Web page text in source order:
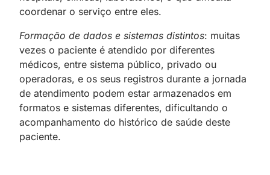
coordenar o serviço entre eles.
Formação de dados e sistemas distintos: muitas
vezes o paciente é atendido por diferentes
médicos, entre sistema público, privado ou
operadoras, e os seus registros durante a jornada
de atendimento podem estar armazenados em
formatos e sistemas diferentes, dificultando o
acompanhamento do histórico de saúde deste
paciente.